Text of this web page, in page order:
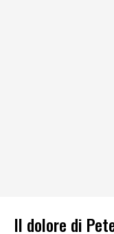
Il dolore di